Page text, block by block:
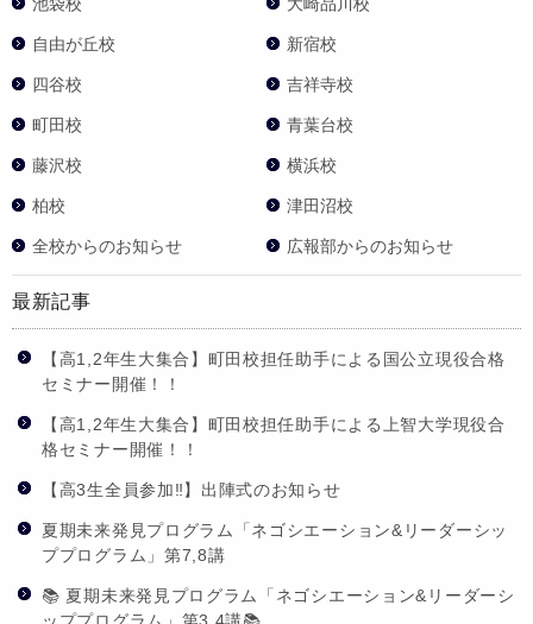
自由が丘校 新宿校
四谷校 吉祥寺校
町田校 青葉台校
藤沢校 横浜校
柏校 津田沼校
全校からのお知らせ 広報部からのお知らせ
最新記事
【高1,2年生大集合】町田校担任助手による国公立現役合格
セミナー開催！！
【高1,2年生大集合】町田校担任助手による上智大学現役合
格セミナー開催！！
【高3生全員参加‼】出陣式のお知らせ
夏期未来発見プログラム「ネゴシエーション&リーダーシッ
ププログラム」第7,8講
📚 夏期未来発見プログラム「ネゴシエーション&リーダーシ